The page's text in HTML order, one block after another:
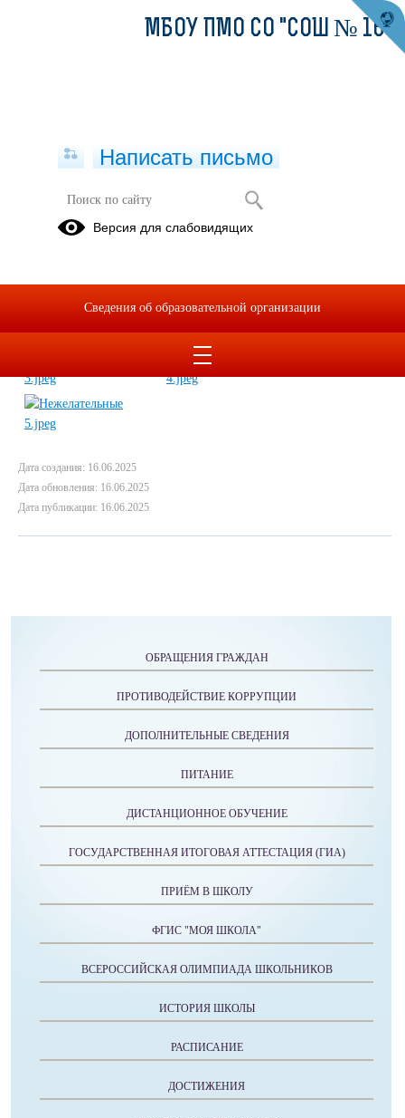
Нежелательные организации
Дата создания: 16.06.2025
Дата обновления: 16.06.2025
Дата публикации: 16.06.2025
ОБРАЩЕНИЯ ГРАЖДАН
ПРОТИВОДЕЙСТВИЕ КОРРУПЦИИ
ДОПОЛНИТЕЛЬНЫЕ СВЕДЕНИЯ
ПИТАНИЕ
ДИСТАНЦИОННОЕ ОБУЧЕНИЕ
ГОСУДАРСТВЕННАЯ ИТОГОВАЯ АТТЕСТАЦИЯ (ГИА)
ПРИЁМ В ШКОЛУ
ФГИС "МОЯ ШКОЛА"
ВСЕРОССИЙСКАЯ ОЛИМПИАДА ШКОЛЬНИКОВ
ИСТОРИЯ ШКОЛЫ
РАСПИСАНИЕ
ДОСТИЖЕНИЯ
МБОУ ПМО СО "СОШ № 16"
Написать письмо
Версия для слабовидящих
Сведения об образовательной организации